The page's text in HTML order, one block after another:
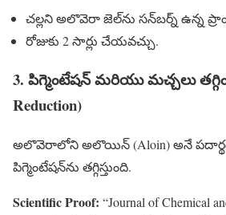
చల్లని అలొవెరా జెల్‌ను సన్‌బర్న్ ఉన్న
రోజుకు 2 సార్లు చేయవచ్చు.
3. పిగ్మెంటేషన్ మరియు మచ్చలు
Reduction)
అలొవెరాలోని అలొయిన్ (Aloin) అనే పదార్థం
పిగ్మెంటేషన్‌ను తగ్గిస్తుంది.
Scientific Proof: “Journal of Chemical